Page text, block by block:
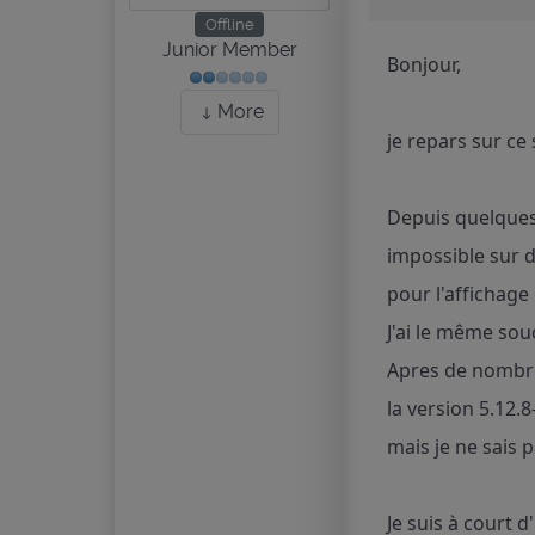
Offline
Junior Member
More
Bonjour,
je repars sur ce
Depuis
impossible sur
pour l'affichage
J'ai le même
Apres de
la version
mais je ne sais
Je suis à court